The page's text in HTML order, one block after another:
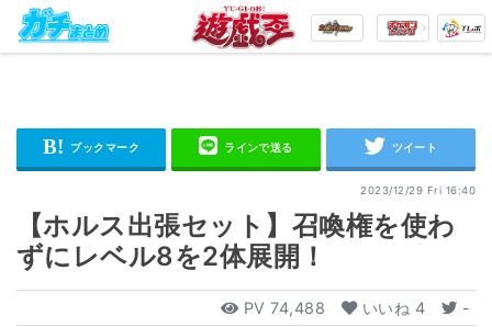
2023/12/29 Fri 16:40
【ホルス出張セット】召喚権を使わ
ずにレベル8を2体展開！
PV74,488 いいね 4 -